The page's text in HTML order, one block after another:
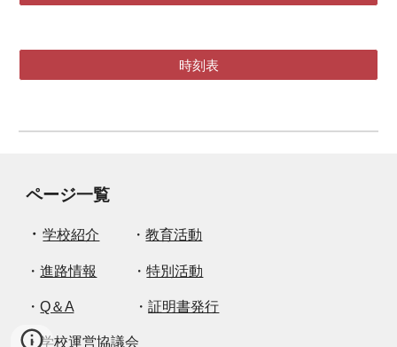
時刻表
ページ一覧
・学校紹介 ・教育活動
・進路情報 ・特別活動
・Q＆A ・証明書発行
・学校運営協議会